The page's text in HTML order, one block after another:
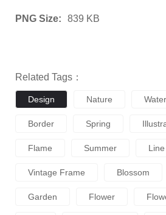
PNG Size: 839 KB
Related Tags：
Design Nature Water
Border Spring
Flame Summer Line
Vintage Frame Blossom
Garden Flower